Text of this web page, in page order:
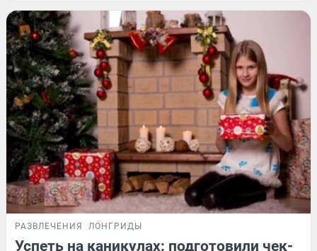
РАЗВЛЕЧЕНИЯ ЛОНГРИДЫ
Успеть на каникулах: подготовили чек-